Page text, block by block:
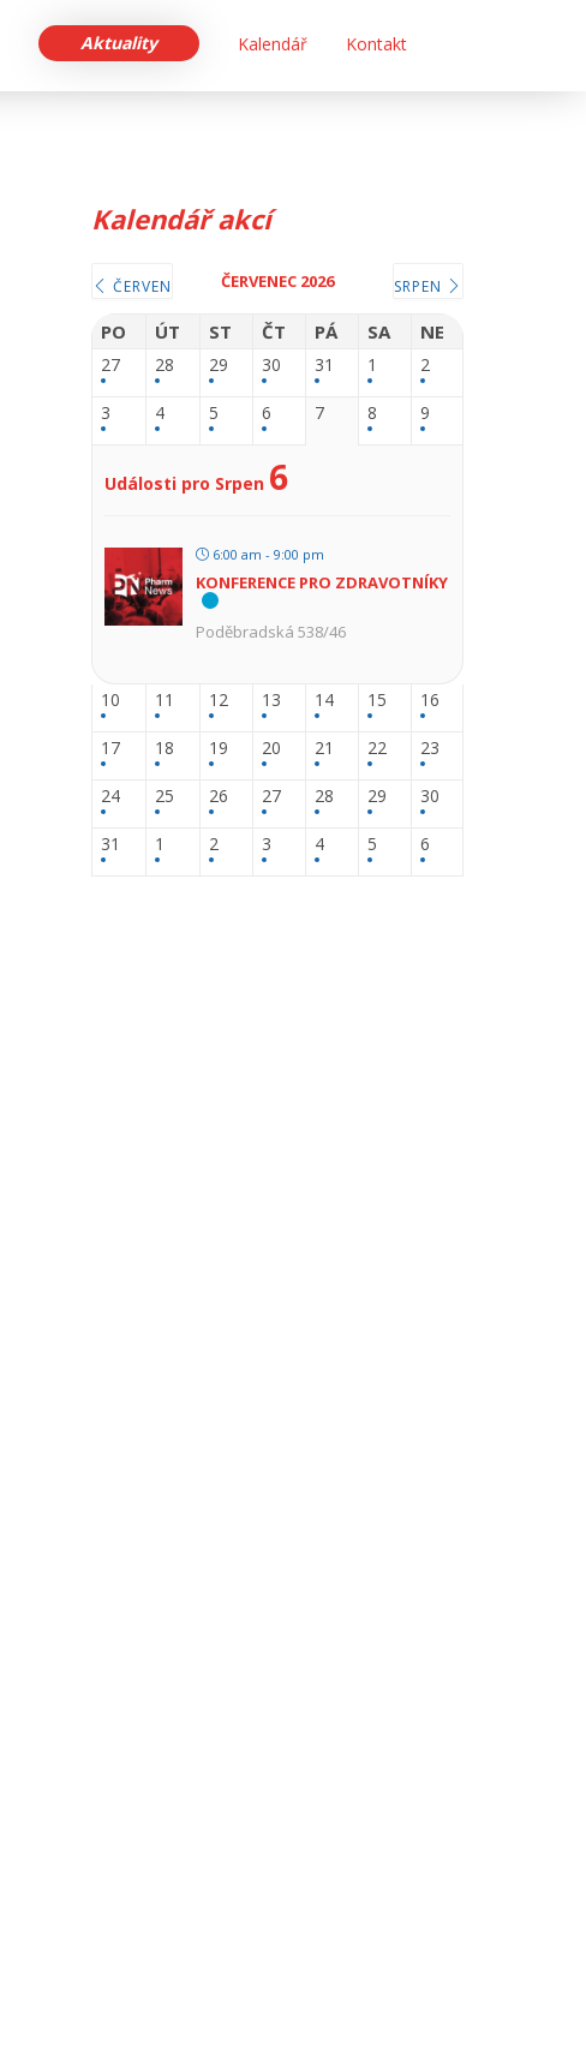
Aktuality Kalendář Kontakt
Kalendář akcí
ČERVEN ČERVENEC 2026 SRPEN
PO ÚT ST ČT PÁ SA NE
27 28 29 30 31 1 2
3 4 5 6 7 8 9
Události pro Srpen 6
6:00 am - 9:00 pm
KONFERENCE PRO ZDRAVOTNÍKY
Poděbradská 538/46
10 11 12 13 14 15 16
17 18 19 20 21 22 23
24 25 26 27 28 29 30
31 1 2 3 4 5 6